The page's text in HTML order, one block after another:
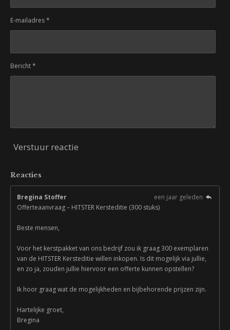
E-mailadres *
Bericht *
Verstuur reactie
Reacties
Bregina Stoffer
een jaar geleden
Offerteaanvraag – HITSTER Kersteditie (300 stuks)
Beste mensen,
Voor het kerstpakket van ons bedrijf zou ik graag 300 exemplaren
van de HITSTER Kersteditie willen inkopen. Is dit mogelijk via jullie,
en zo ja, zouden jullie hiervoor een offerte kunnen opstellen?
Ik hoor graag wat de mogelijkheden en bijbehorende prijzen zijn.
Hartelijke groet,
Bregina